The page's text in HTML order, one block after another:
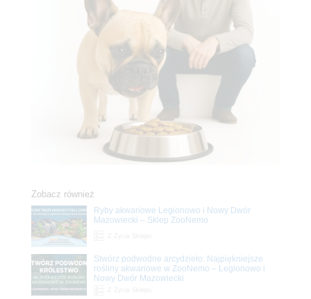
Zobacz również
Ryby akwariowe Legionowo i Nowy Dwór
Mazowiecki – Sklep ZooNemo
Stwórz podwodne arcydzieło: Najpiękniejsze
rośliny akwariowe w ZooNemo – Legionowo i
Nowy Dwór Mazowiecki